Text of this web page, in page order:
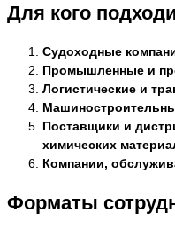
Для кого
Судоходные
Промышленные и
Логистические и
Поставщики и
химических
Компании,
Форматы